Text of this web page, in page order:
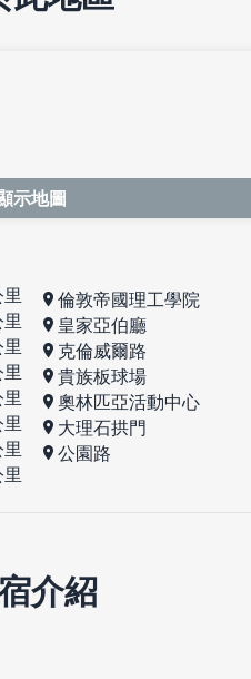
示地圖
里
倫敦帝國理工學院
皇家亞伯廳
克倫威爾路
貴族板球場
奧林匹亞活動中心
大理石拱門
公園路
介紹